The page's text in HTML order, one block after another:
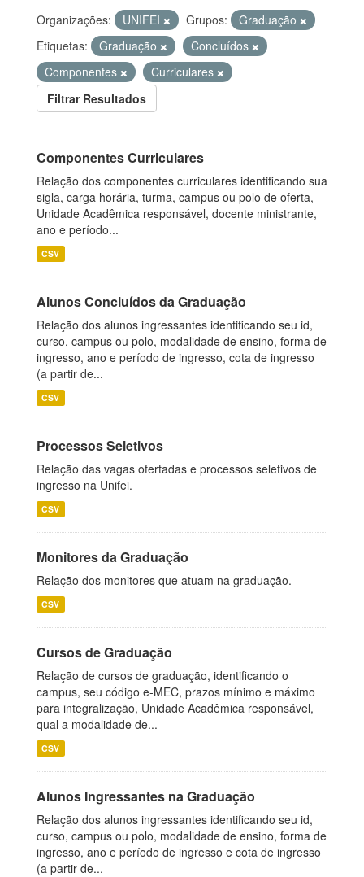
Organizações: UNIFEI Grupos:
Graduação
Etiquetas:
Graduação
Concluídos
Componentes
Curriculares
Filtrar Resultados
Componentes Curriculares
Relação dos componentes curriculares identificando sua
sigla, carga horária, turma, campus ou polo de oferta,
Unidade Acadêmica responsável, docente ministrante,
ano e período...
CSV
Alunos Concluídos da Graduação
Relação dos alunos ingressantes identificando seu id,
curso, campus ou polo, modalidade de ensino, forma de
ingresso, ano e período de ingresso, cota de ingresso
(a partir de...
CSV
Processos Seletivos
Relação das vagas ofertadas e processos seletivos de
ingresso na Unifei.
CSV
Monitores da Graduação
Relação dos monitores que atuam na graduação.
CSV
Cursos de Graduação
Relação de cursos de graduação, identificando o
campus, seu código e-MEC, prazos mínimo e máximo
para integralização, Unidade Acadêmica responsável,
qual a modalidade de...
CSV
Alunos Ingressantes na Graduação
Relação dos alunos ingressantes identificando seu id,
curso, campus ou polo, modalidade de ensino, forma de
ingresso, ano e período de ingresso e cota de ingresso
(a partir de...